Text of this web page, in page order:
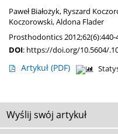
Paweł Białożyk, Ryszard
Koczorowski,Aldona Flader
Prosthodontics 2012;62(6):440-
DOI: https://doi.org/10.5604/
Artykuł (PDF)
Wyślij swój artykuł